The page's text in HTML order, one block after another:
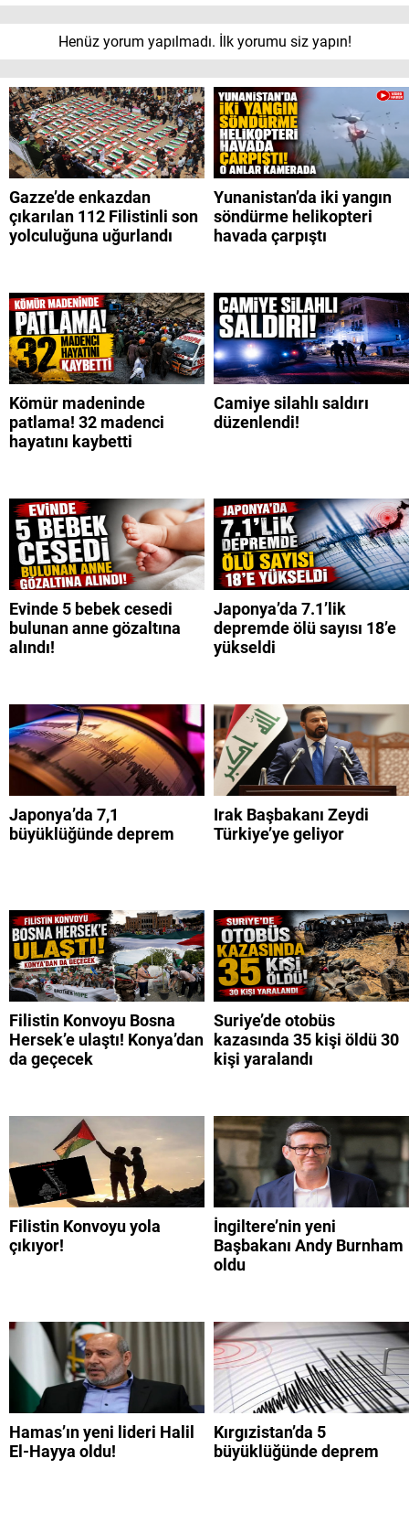
Henüz yorum yapılmadı. İlk yorumu siz yapın!
Gazze’de enkazdan
çıkarılan 112 Filistinli son
yolculuğuna uğurlandı
Yunanistan’da iki yangın
söndürme helikopteri
havada çarpıştı
Kömür madeninde
patlama! 32 madenci
hayatını kaybetti
Camiye silahlı saldırı
düzenlendi!
Evinde 5 bebek cesedi
bulunan anne gözaltına
alındı!
Japonya’da 7.1’lik
depremde ölü sayısı 18’e
yükseldi
Japonya’da 7,1
büyüklüğünde deprem
Irak Başbakanı Zeydi
Türkiye’ye geliyor
Filistin Konvoyu Bosna
Hersek’e ulaştı! Konya’dan
da geçecek
Suriye’de otobüs
kazasında 35 kişi öldü 30
kişi yaralandı
Filistin Konvoyu yola
çıkıyor!
İngiltere’nin yeni
Başbakanı Andy Burnham
oldu
Hamas’ın yeni lideri Halil
El-Hayya oldu!
Kırgızistan’da 5
büyüklüğünde deprem